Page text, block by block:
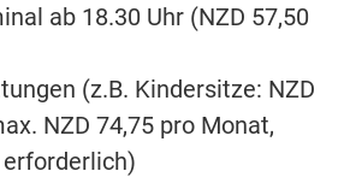
ab 18.30 Uhr (NZD 57,50
(z.B. Kindersitze: NZD
NZD 74,75 pro Monat,